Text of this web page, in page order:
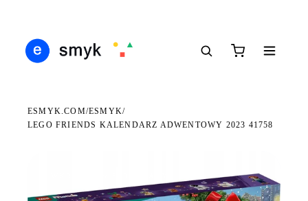
ESMYK.COM/ESMYK/
LEGO FRIENDS KALENDARZ ADWENTOWY 2023 41758